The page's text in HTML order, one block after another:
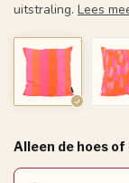
uitstraling. Lees
Alleen de hoes